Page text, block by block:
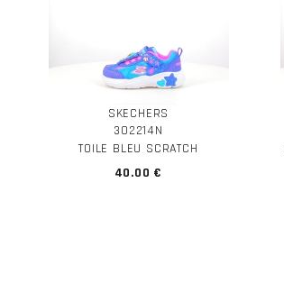
SKECHERS
302214N
TOILE BLEU SCRATCH
40.00 €